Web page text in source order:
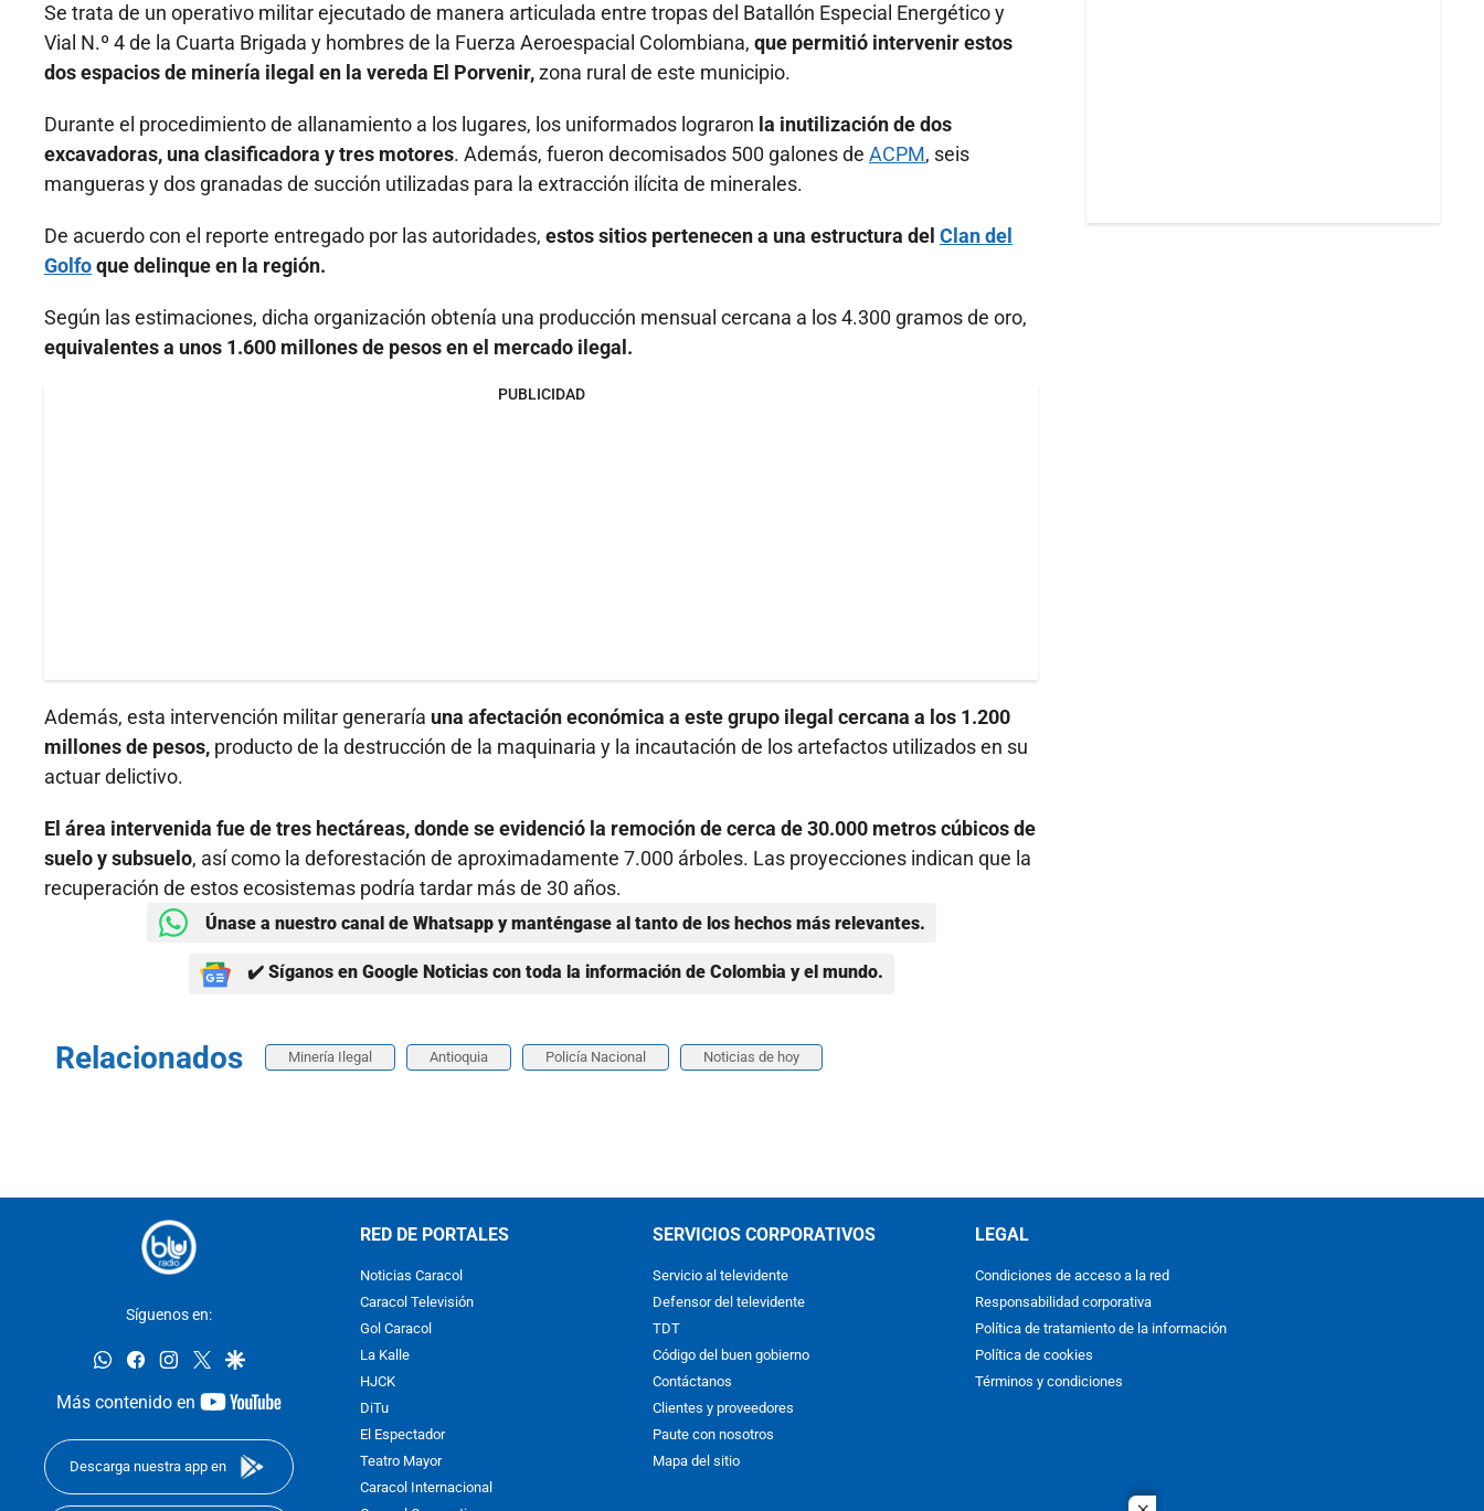
Se trata de un operativo militar ejecutado de manera articulada entre tropas del Batallón Especial Energético y
Vial N.º 4 de la Cuarta Brigada y hombres de la Fuerza Aeroespacial Colombiana, que permitió intervenir estos
dos espacios de minería ilegal en la vereda El Porvenir,zona rural de este municipio.
Durante el procedimiento de allanamiento a los lugares, los uniformados lograron la inutilización de dos
excavadoras, una clasificadora y tres motores. Además, fueron decomisados 500 galones de ACPM, seis
mangueras y dos granadas de succión utilizadas para la extracción ilícita de minerales.
De acuerdo con el reporte entregado por las autoridades, estos sitios pertenecen a una estructura del Clan del
Golfoque delinque en la región.
Según las estimaciones, dicha organización obtenía una producción mensual cercana a los 4.300 gramos de oro,
equivalentes a unos 1.600 millones de pesos en el mercado ilegal.
PUBLICIDAD
Además, esta intervención militar generaría una afectación económica a este grupo ilegal cercana a los 1.200
millones de pesos, producto de la destrucción de la maquinaria y la incautación de los artefactos utilizados en su
actuar delictivo.
El área intervenida fue de tres hectáreas, donde se evidenció la remoción de cerca de 30.000 metros cúbicos de
suelo y subsuelo, así como la deforestación de aproximadamente 7.000 árboles. Las proyecciones indican que la
recuperación de estos ecosistemas podría tardar más de 30 años.
Únase a nuestro canal de Whatsapp y manténgase al tanto de los hechos más relevantes.
✔️ Síganos en Google Noticias con toda la información de Colombia y el mundo.
Relacionados Minería Ilegal Antioquia Policía Nacional Noticias de hoy
Síguenos en:
whatsappfacebookinstagram
twittergoogle
Más contenido en
youtube-
Descarga nuestra app en
RED DE PORTALES
Noticias Caracol
Caracol Televisión
Gol Caracol
La Kalle
HJCK
DiTu
El Espectador
Teatro Mayor
Caracol Internacional
SERVICIOS CORPORATIVOS
Servicio al televidente
Defensor del televidente
TDT
Código del buen gobierno
Contáctanos
Clientes y proveedores
Paute con nosotros
Mapa del sitio
LEGAL
Condiciones de acceso a la red
Responsabilidad corporativa
Política de tratamiento de la información
Política de cookies
Términos y condiciones